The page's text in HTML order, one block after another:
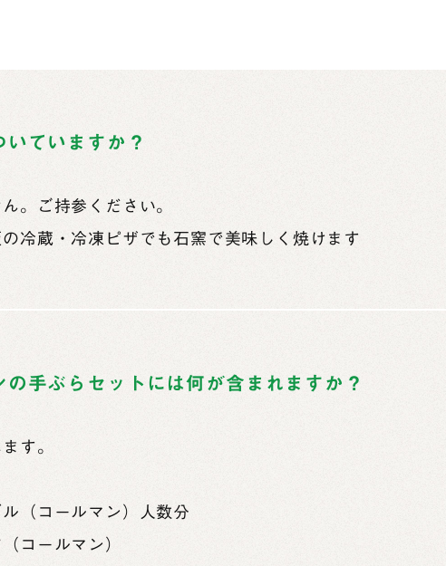
いていますか？
。ご持参ください。
冷蔵・冷凍ピザでも石窯で美味しく焼けます
の手ぶらセットには何が含まれますか？
す。
（コールマン）人数分
コールマン）